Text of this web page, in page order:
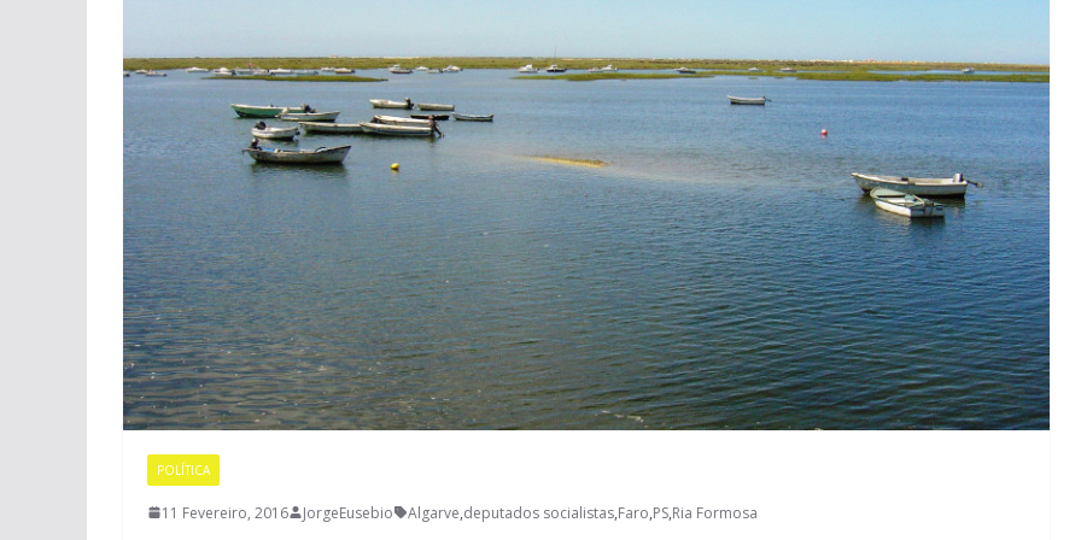
POLÍTICA
11 Fevereiro, 2016 JorgeEusebio Algarve,deputados socialistas,Faro,PS,Ria Formosa